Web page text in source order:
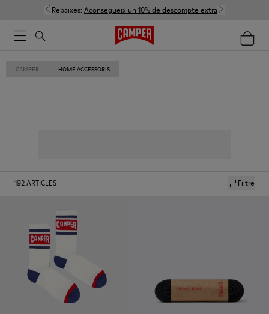
Rebaixes: Aconsegueix un 10% de descompte extra
CAMPER HOME ACCESSORIS
Filtre
192ARTICLES